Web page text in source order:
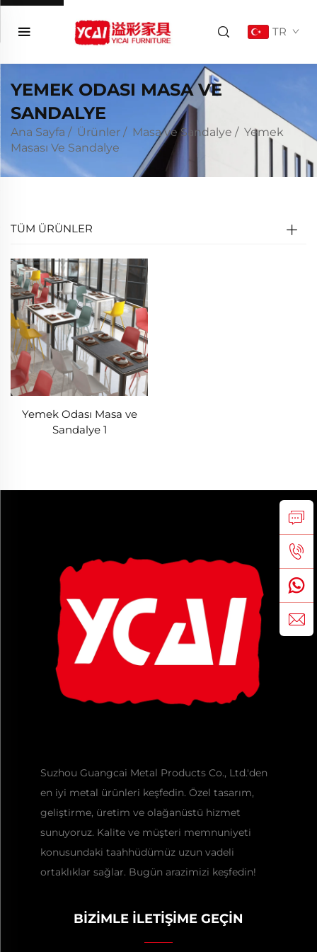
TR
YEMEK ODASI MASA VE
SANDALYE
Ana Sayfa / Ürünler / Masa ve Sandalye / Yemek
Masası Ve Sandalye
TÜM ÜRÜNLER
Yemek Odası Masa ve
Sandalye 1
Suzhou Guangcai Metal Products Co., Ltd.'den
en iyi metal ürünleri keşfedin. Özel tasarım,
geliştirme, üretim ve olağanüstü hizmet
sunuyoruz. Kalite ve müşteri memnuniyeti
konusundaki taahhüdümüz uzun vadeli
ortaklıklar sağlar. Bugün arazimizi keşfedin!
BIZIMLE İLETIŞIME GEÇIN